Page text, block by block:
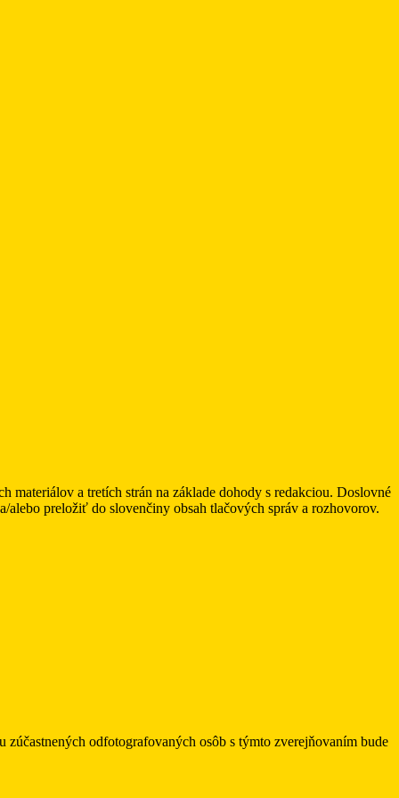
a tretích strán na základe dohody s redakciou. Doslovné
preložiť do slovenčiny obsah tlačových správ a rozhovorov.
odfotografovaných osôb s týmto zverejňovaním bude